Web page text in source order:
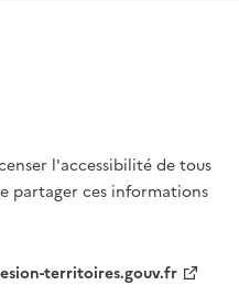
l'accessibilité de tous
partager ces informations
territoires.gouv.fr